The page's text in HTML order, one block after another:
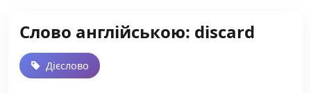
Слово англійською: discard
Дієслово